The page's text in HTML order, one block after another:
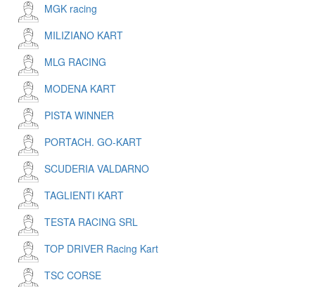
MGK racing
MILIZIANO KART
MLG RACING
MODENA KART
PISTA WINNER
PORTACH. GO-KART
SCUDERIA VALDARNO
TAGLIENTI KART
TESTA RACING SRL
TOP DRIVER Racing Kart
TSC CORSE